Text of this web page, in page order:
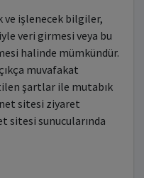
ve işlenecek bilgiler,
veri girmesi veya bu
halinde mümkündür.
muvafakat
şartlar ile mutabık
sitesi ziyaret
sitesi sunucularında